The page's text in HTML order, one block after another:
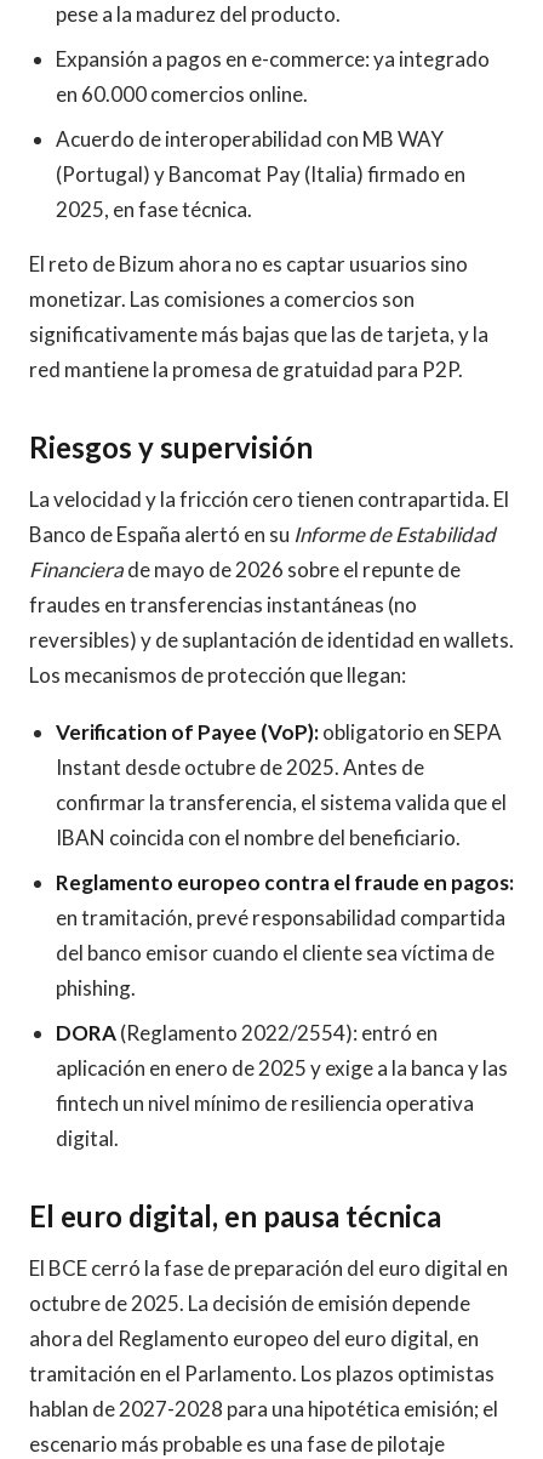
pese a la madurez del producto.
Expansión a pagos en e-commerce: ya integrado
en 60.000 comercios online.
Acuerdo de interoperabilidad con MB WAY
(Portugal) y Bancomat Pay (Italia) firmado en
2025, en fase técnica.
El reto de Bizum ahora no es captar usuarios sino
monetizar. Las comisiones a comercios son
significativamente más bajas que las de tarjeta, y la
red mantiene la promesa de gratuidad para P2P.
Riesgos y supervisión
La velocidad y la fricción cero tienen contrapartida. El
Banco de España alertó en su Informe de Estabilidad
Financierade mayo de 2026 sobre el repunte de
fraudes en transferencias instantáneas (no
reversibles) y de suplantación de identidad en wallets.
Los mecanismos de protección que llegan:
Verification of Payee (VoP):obligatorio en SEPA
Instant desde octubre de 2025. Antes de
confirmar la transferencia, el sistema valida que el
IBAN coincida con el nombre del beneficiario.
Reglamento europeo contra el fraude en pagos:
en tramitación, prevé responsabilidad compartida
del banco emisor cuando el cliente sea víctima de
phishing.
DORA(Reglamento 2022/2554): entró en
aplicación en enero de 2025 y exige a la banca y las
fintech un nivel mínimo de resiliencia operativa
digital.
El euro digital, en pausa técnica
El BCE cerró la fase de preparación del euro digital en
octubre de 2025. La decisión de emisión depende
ahora del Reglamento europeo del euro digital, en
tramitación en el Parlamento. Los plazos optimistas
hablan de 2027-2028 para una hipotética emisión; el
escenario más probable es una fase de pilotaje